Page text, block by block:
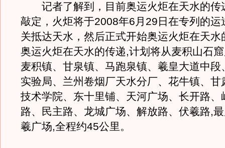
记者了解到，目前奥运火炬在天水的传
敲定，火炬将于2008年6月29日在专列的运
关抵达天水，然后正式开始奥运火炬在天水
奥运火炬在天水的传递,计划将从麦积山石
麦积镇、甘泉镇、马跑泉镇、羲皇大道中段
实验局、兰州卷烟厂天水分厂、花牛镇、甘
技术学院、东十里铺、天河广场、长开路、
路、民主路、龙城广场、解放路、伏羲路,
羲广场,全程约45公里。